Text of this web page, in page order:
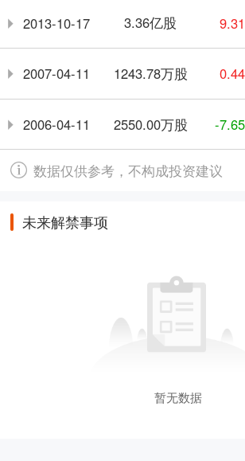
2013-10-17 3.36亿股
2007-04-11 1243.78万股
2006-04-11 2550.00万股 -
数据仅供参考，不构成投资建议
未来解禁事项
暂无数据